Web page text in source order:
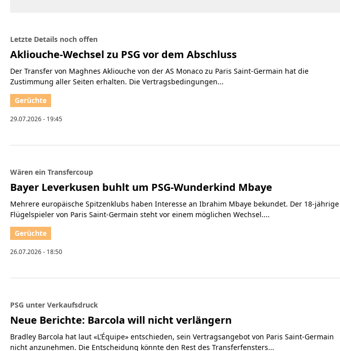
Letzte Details noch offen
Akliouche-Wechsel zu PSG vor dem Abschluss
Der Transfer von Maghnes Akliouche von der AS Monaco zu Paris Saint-Germain hat die
Zustimmung aller Seiten erhalten. Die Vertragsbedingungen...
29.07.2026 - 19:45
Wären ein Transfercoup
Bayer Leverkusen buhlt um PSG-Wunderkind Mbaye
Mehrere europäische Spitzenklubs haben Interesse an Ibrahim Mbaye bekundet. Der 18-jährige
Flügelspieler von Paris Saint-Germain steht vor einem möglichen Wechsel....
26.07.2026 - 18:50
PSG unter Verkaufsdruck
Neue Berichte: Barcola will nicht verlängern
Bradley Barcola hat laut «L’Équipe» entschieden, sein Vertragsangebot von Paris Saint-Germain
nicht anzunehmen. Die Entscheidung könnte den Rest des Transferfensters...